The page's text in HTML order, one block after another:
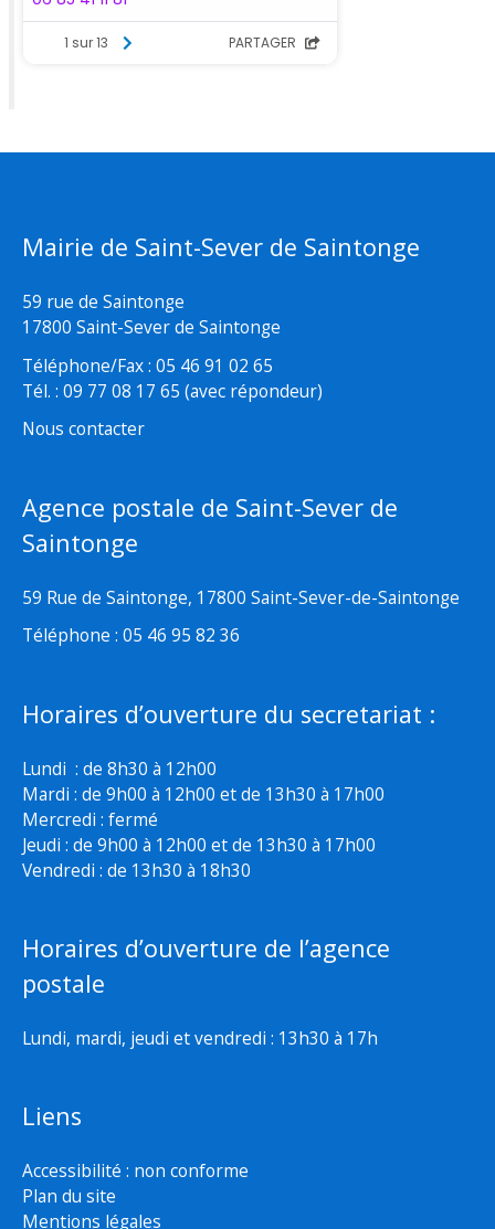
Mairie de Saint-Sever de Saintonge
59 rue de Saintonge
17800 Saint-Sever de Saintonge
Téléphone/Fax : 05 46 91 02 65
Tél. : 09 77 08 17 65 (avec répondeur)
Nous contacter
Agence postale de Saint-Sever de
Saintonge
59 Rue de Saintonge, 17800 Saint-Sever-de-Saintonge
Téléphone : 05 46 95 82 36
Horaires d’ouverture du secretariat :
Lundi : de 8h30 à 12h00
Mardi : de 9h00 à 12h00 et de 13h30 à 17h00
Mercredi : fermé
Jeudi : de 9h00 à 12h00 et de 13h30 à 17h00
Vendredi : de 13h30 à 18h30
Horaires d’ouverture de l’agence
postale
Lundi, mardi, jeudi et vendredi : 13h30 à 17h
Liens
Accessibilité : non conforme
Plan du site
Mentions légales